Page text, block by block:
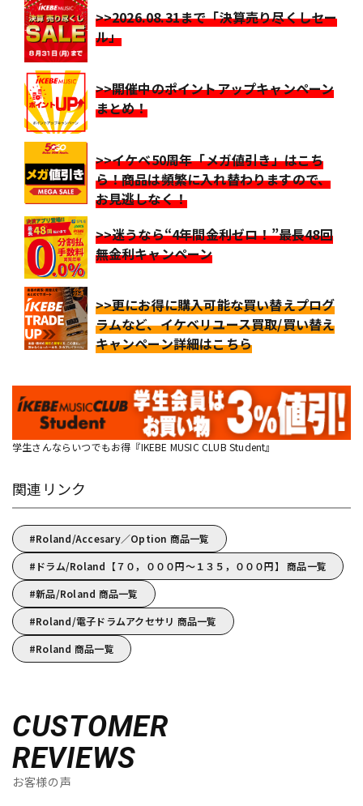
>>2026.08.31まで「決算売り尽くしセー
ル」
>>開催中のポイントアップキャンペーン
まとめ！
>>イケベ50周年「メガ値引き」はこち
ら！商品は頻繁に入れ替わりますので、
お見逃しなく！
>>迷うなら“4年間金利ゼロ！”最長48回
無金利キャンペーン
>>更にお得に購入可能な買い替えプログ
ラムなど、イケベリユース買取/買い替え
キャンペーン詳細はこちら
学生さんならいつでもお得『IKEBE MUSIC CLUB Student』
関連リンク
Roland/Accesary／Option 商品一覧
ドラム/Roland【７０，０００円～１３５，０００円】 商品一覧
新品/Roland 商品一覧
Roland/電子ドラムアクセサリ 商品一覧
Roland 商品一覧
CUSTOMER
REVIEWS
お客様の声